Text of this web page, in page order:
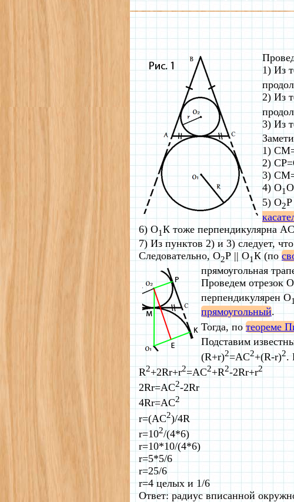
1) Из
2) Из
3) Из
1)
2)
3)
4) O1O
5) O2Р
6) O1К тоже перпендикулярна
7) Из пунктов 2) и 3) следует,
Следовательно, O2Р || O1К (по
прямоугольная
Проведем отрезок О
перпендикулярен О1
прямоугольный.
Тогда, потеореме
Подставим
(R+r)2=AC2+(R-r)2.
R2+2Rr+r2=AC2+R2-2Rr+r2
2Rr=AC2-2Rr
4Rr=AC2
r=(AC2)/4R
r=102/(4*6)
r=10*10/(4*6)
r=5*5/6
r=25/6
r=4 целых и 1/6
Ответ: радиус вписанной